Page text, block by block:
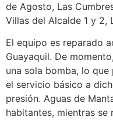
de Agosto, Las
Villas del Alcalde 1 y 2,
El equipo es reparado
Guayaquil. De
una sola bomba, lo
el servicio básico a
presión. Aguas de
habitantes, mientras se